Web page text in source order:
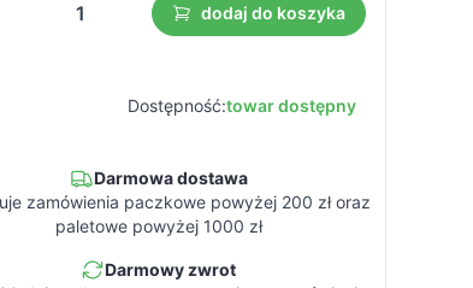
dodaj do koszyka
Dostępność:towar dostępny
Darmowa dostawa
zamówienia paczkowe powyżej 200 zł oraz
paletowe powyżej 1000 zł
Darmowy zwrot